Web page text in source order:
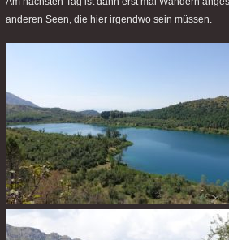
anderen Seen, die hier irgendwo sein müssen.